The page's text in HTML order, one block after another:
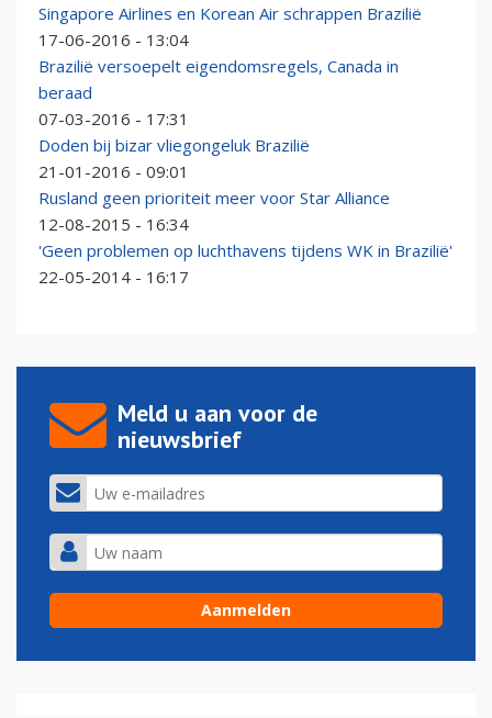
Singapore Airlines en Korean Air schrappen Brazilië
17-06-2016 - 13:04
Brazilië versoepelt eigendomsregels, Canada in
beraad
07-03-2016 - 17:31
Doden bij bizar vliegongeluk Brazilië
21-01-2016 - 09:01
Rusland geen prioriteit meer voor Star Alliance
12-08-2015 - 16:34
'Geen problemen op luchthavens tijdens WK in Brazilië'
22-05-2014 - 16:17
Meld u aan voor de
nieuwsbrief